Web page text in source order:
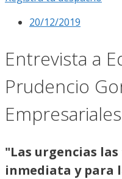
20/12/2019
Entrevista a
Prudencio
Empresariales
"Las urgencias
inmediata y para